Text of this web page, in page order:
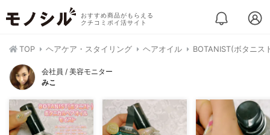
おすすめ商品がもらえる
クチコミポイ活サイト
TOP ヘアケア・スタイリング ヘアオイル BOTANIST(ボタニス
会社員 / 美容モニター
みこ